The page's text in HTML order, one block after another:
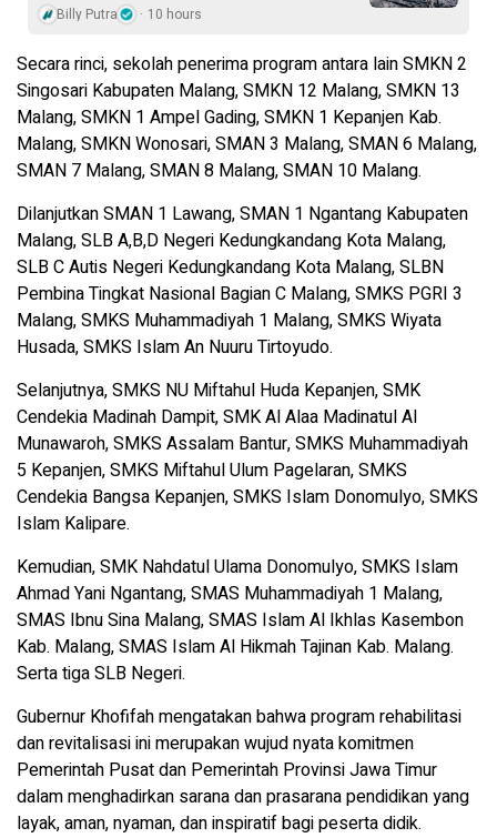
Billy Putra 10 hours
Secara rinci, sekolah penerima program antara lain SMKN 2
Singosari Kabupaten Malang, SMKN 12 Malang, SMKN 13
Malang, SMKN 1 Ampel Gading, SMKN 1 Kepanjen Kab.
Malang, SMKN Wonosari, SMAN 3 Malang, SMAN 6 Malang,
SMAN 7 Malang, SMAN 8 Malang, SMAN 10 Malang.
Dilanjutkan SMAN 1 Lawang, SMAN 1 Ngantang Kabupaten
Malang, SLB A,B,D Negeri Kedungkandang Kota Malang,
SLB C Autis Negeri Kedungkandang Kota Malang, SLBN
Pembina Tingkat Nasional Bagian C Malang, SMKS PGRI 3
Malang, SMKS Muhammadiyah 1 Malang, SMKS Wiyata
Husada, SMKS Islam An Nuuru Tirtoyudo.
Selanjutnya, SMKS NU Miftahul Huda Kepanjen, SMK
Cendekia Madinah Dampit, SMK Al Alaa Madinatul Al
Munawaroh, SMKS Assalam Bantur, SMKS Muhammadiyah
5 Kepanjen, SMKS Miftahul Ulum Pagelaran, SMKS
Cendekia Bangsa Kepanjen, SMKS Islam Donomulyo, SMKS
Islam Kalipare.
Kemudian, SMK Nahdatul Ulama Donomulyo, SMKS Islam
Ahmad Yani Ngantang, SMAS Muhammadiyah 1 Malang,
SMAS Ibnu Sina Malang, SMAS Islam Al Ikhlas Kasembon
Kab. Malang, SMAS Islam Al Hikmah Tajinan Kab. Malang.
Serta tiga SLB Negeri.
Gubernur Khofifah mengatakan bahwa program rehabilitasi
dan revitalisasi ini merupakan wujud nyata komitmen
Pemerintah Pusat dan Pemerintah Provinsi Jawa Timur
dalam menghadirkan sarana dan prasarana pendidikan yang
layak, aman, nyaman, dan inspiratif bagi peserta didik.